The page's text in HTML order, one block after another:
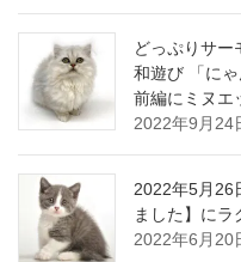
どっぷりサー
和遊び 「に
前編にミヌエ
2022年9月24
2022年5月26
ました】に
2022年6月20